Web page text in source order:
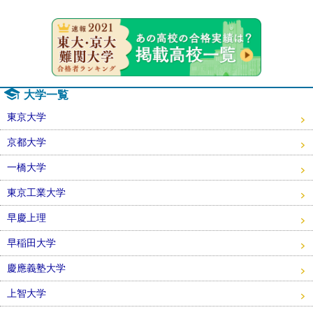
大学一覧
東京大学
京都大学
一橋大学
東京工業大学
早慶上理
早稲田大学
慶應義塾大学
上智大学